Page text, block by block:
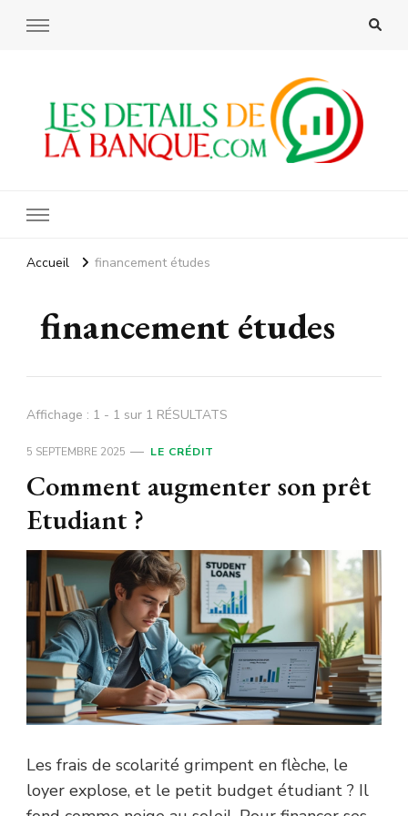
Accueil financement études
financement études
Affichage : 1 - 1 sur 1 RÉSULTATS
5 SEPTEMBRE 2025 LE CRÉDIT
Comment augmenter son prêt
Etudiant ?
Les frais de scolarité grimpent en flèche, le
loyer explose, et le petit budget étudiant ? Il